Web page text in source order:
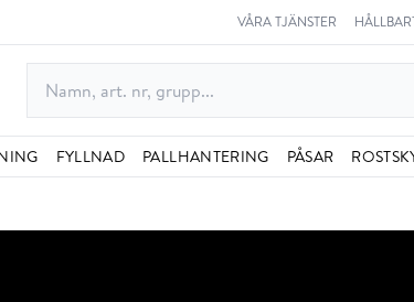
VÅRA TJÄNSTER
FYLLNAD PALLHANTERING PÅSAR